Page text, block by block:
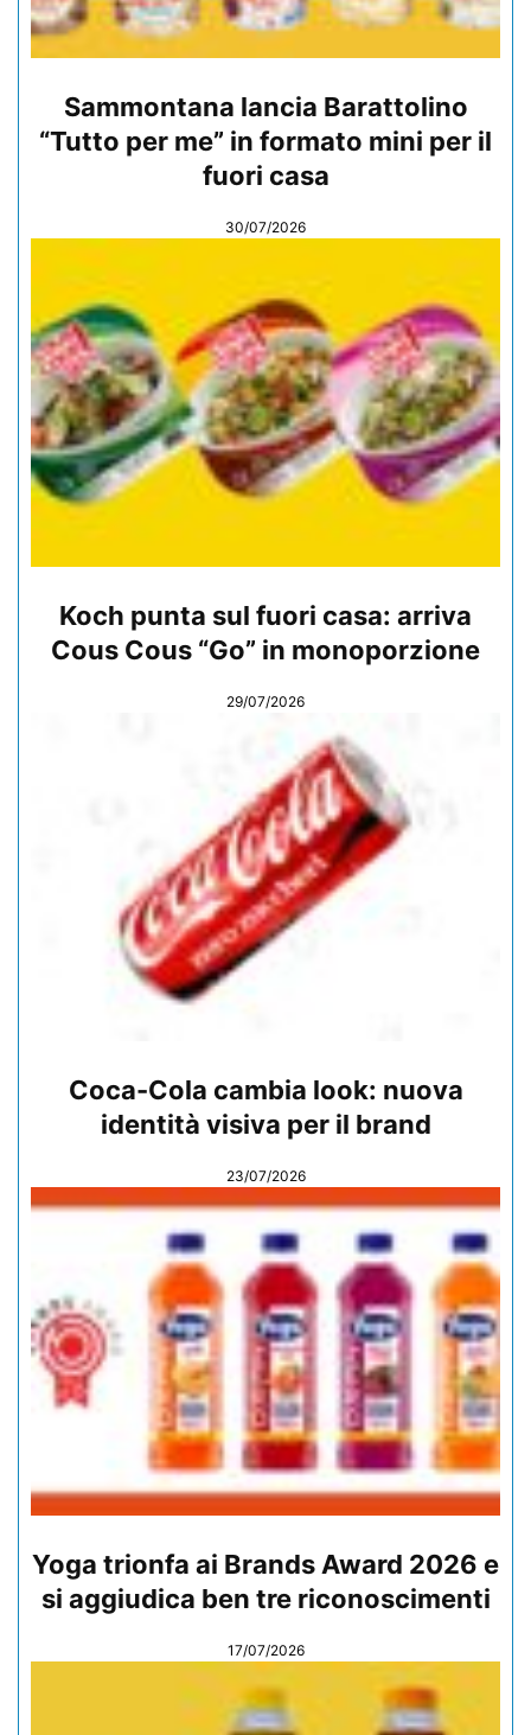
Sammontana lancia Barattolino
“Tutto per me” in formato mini per il
fuori casa
30/07/2026
Koch punta sul fuori casa: arriva
Cous Cous “Go” in monoporzione
29/07/2026
Coca-Cola cambia look: nuova
identità visiva per il brand
23/07/2026
Yoga trionfa ai Brands Award 2026 e
si aggiudica ben tre riconoscimenti
17/07/2026